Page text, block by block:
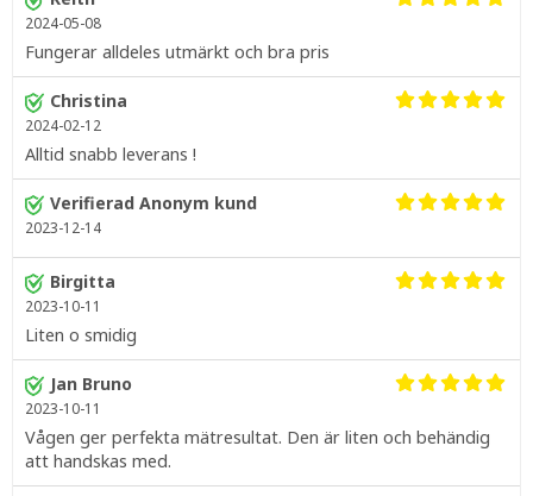
2024-05-08
Fungerar alldeles utmärkt och bra pris
Christina
2024-02-12
Alltid snabb leverans !
Verifierad Anonym kund
2023-12-14
Birgitta
2023-10-11
Liten o smidig
Jan Bruno
2023-10-11
Vågen ger perfekta mätresultat. Den är liten och behändig
att handskas med.